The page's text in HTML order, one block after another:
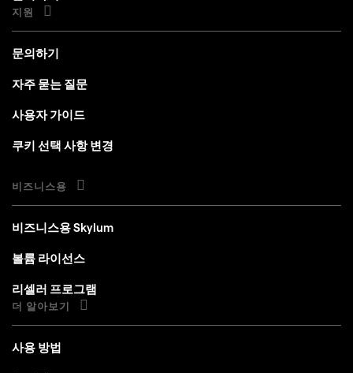
문의하기
자주 묻는 질문
사용자 가이드
쿠키 선택 사항 변경
비즈니스용 Skylum
볼륨 라이선스
리셀러 프로그램
더 알아보기
사용 방법
뉴스룸